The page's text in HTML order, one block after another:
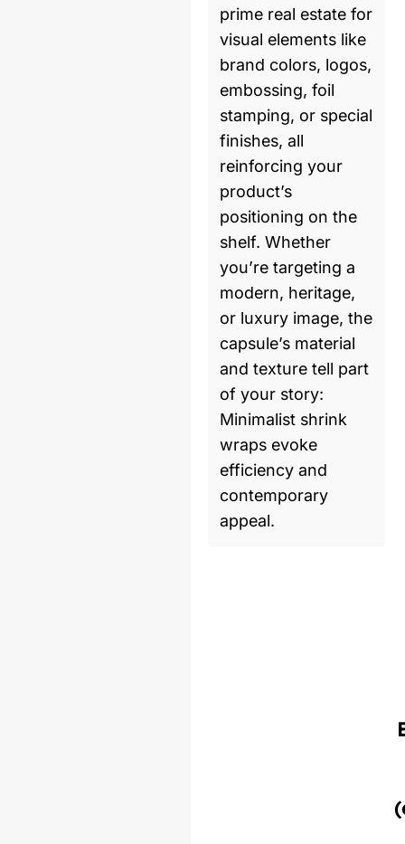
prime real estate for
visual elements like
brand colors, logos,
embossing, foil
stamping, or special
finishes, all
reinforcing your
product’s
positioning on the
shelf. Whether
you’re targeting a
modern, heritage,
or luxury image, the
capsule’s material
and texture tell part
of your story:
Minimalist shrink
wraps evoke
efficiency and
contemporary
appeal.